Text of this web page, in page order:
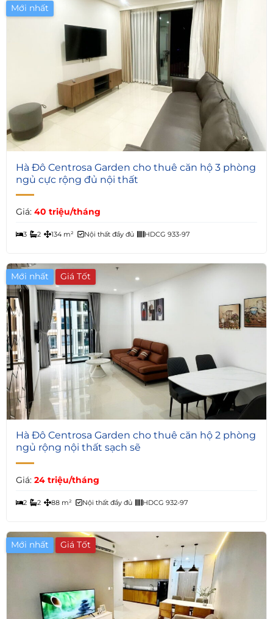
Mới nhất
5
Hà Đô Centrosa Garden cho thuê căn hộ 3 phòng
ngủ cực rộng đủ nội thất
Giá: 40 triệu/tháng
3 2 134 m² Nội thất đầy đủ HDCG 933-97
Mới nhất Giá Tốt
5
Hà Đô Centrosa Garden cho thuê căn hộ 2 phòng
ngủ rộng nội thất sạch sẽ
Giá: 24 triệu/tháng
2 2 88 m² Nội thất đầy đủ HDCG 932-97
Mới nhất Giá Tốt